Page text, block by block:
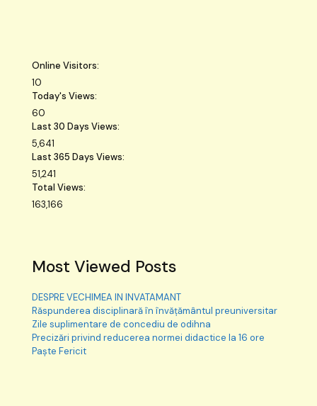
Online Visitors:
10
Today's Views:
60
Last 30 Days Views:
5,641
Last 365 Days Views:
51,241
Total Views:
163,166
Most Viewed Posts
DESPRE VECHIMEA IN INVATAMANT
Răspunderea disciplinară în învățământul preuniversitar
Zile suplimentare de concediu de odihna
Precizări privind reducerea normei didactice la 16 ore
Paște Fericit